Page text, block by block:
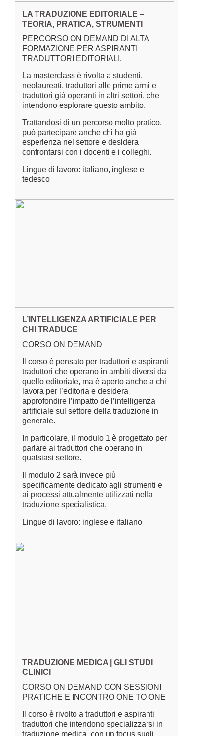
LA TRADUZIONE EDITORIALE –
TEORIA, PRATICA, STRUMENTI
PERCORSO ON DEMAND DI ALTA
FORMAZIONE PER ASPIRANTI
TRADUTTORI EDITORIALI.
La masterclass è rivolta a studenti,
neolaureati, traduttori alle prime armi e
traduttori già operanti in altri settori, che
intendono esplorare questo ambito.
Trattandosi di un percorso molto pratico,
può partecipare anche chi ha già
esperienza nel settore e desidera
confrontarsi con i docenti e i colleghi.
Lingue di lavoro: italiano, inglese e
tedesco
L’INTELLIGENZA ARTIFICIALE PER
CHI TRADUCE
CORSO ON DEMAND
Il corso è pensato per traduttori e aspiranti
traduttori che operano in ambiti diversi da
quello editoriale, ma è aperto anche a chi
lavora per l’editoria e desidera
approfondire l’impatto dell’intelligenza
artificiale sul settore della traduzione in
generale.
In particolare, il modulo 1 è progettato per
parlare ai traduttori che operano in
qualsiasi settore.
Il modulo 2 sarà invece più
specificamente dedicato agli strumenti e
ai processi attualmente utilizzati nella
traduzione specialistica.
Lingue di lavoro: inglese e italiano
TRADUZIONE MEDICA | GLI STUDI
CLINICI
CORSO ON DEMAND CON SESSIONI
PRATICHE E INCONTRO ONE TO ONE
Il corso è rivolto a traduttori e aspiranti
traduttori che intendono specializzarsi in
traduzione medica, con un focus sugli